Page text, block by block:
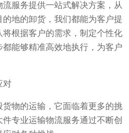
服务提供一站式解决方案，从
地的卸货，我们都能为客户提
根据客户的需求，制定个性化
能够精准高效地执行，为客户
对
物的运输，它面临着更多的挑
专业运输物流服务通过不断创